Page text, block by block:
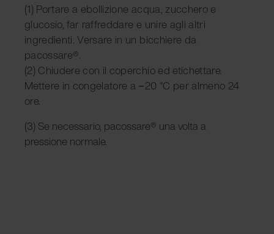
(1) Portare a ebollizione acqua, zucchero e
glucosio, far raffreddare e unire agli altri
ingredienti. Versare in un bicchiere da
pacossare®.
(2) Chiudere con il coperchio ed etichettare.
Mettere in congelatore a −20 °C per almeno 24
ore.
(3) Se necessario, pacossare® una volta a
pressione normale.